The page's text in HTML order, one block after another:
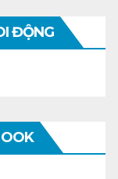
ĐỘNG